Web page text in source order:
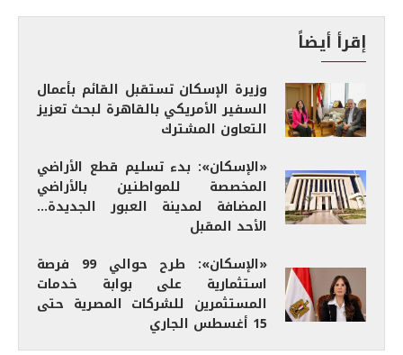
إقرأ أيضاً
وزيرة الإسكان تستقبل القائم بأعمال
السفير الأمريكي بالقاهرة لبحث تعزيز
التعاون المشترك
«الإسكان»: بدء تسليم قطع الأراضي
المخصصة للمواطنين بالأراضي
المضافة لمدينة العبور الجديدة…
الأحد المقبل
«الإسكان»: طرح حوالي 99 فرصة
استثمارية على بوابة خدمات
المستثمرين للشركات المصرية حتى
15 أغسطس الجاري